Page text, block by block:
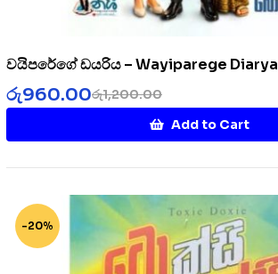
වයිපරේගේ ඩයරිය – Wayiparege Diarya
රු1,200.00
රු960.00
Add to Cart
-20%